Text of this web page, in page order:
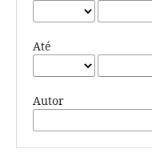
Até
Autor